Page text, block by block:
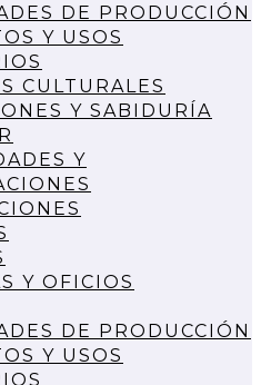
DE PRODUCCIÓN
Y USOS
CULTURALES
Y SABIDURÍA
Y
Y OFICIOS
DE PRODUCCIÓN
Y USOS